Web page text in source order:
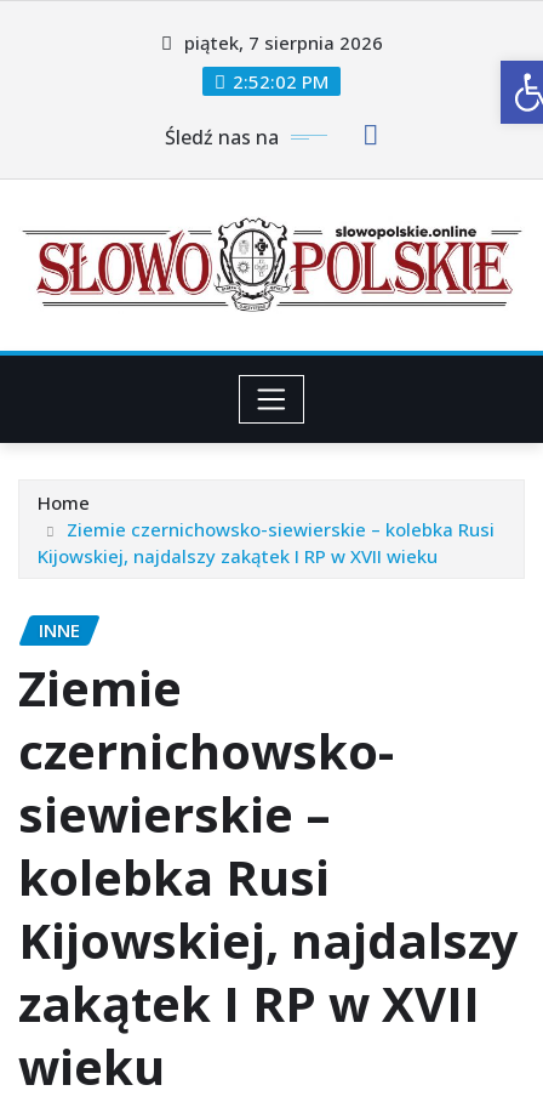
piątek, 7 sierpnia 2026
2:52:04 PM
Śledź nas na
Home
Ziemie czernichowsko-siewierskie – kolebka Rusi
Kijowskiej, najdalszy zakątek I RP w XVII wieku
INNE
Ziemie
czernichowsko-
siewierskie –
kolebka Rusi
Kijowskiej, najdalszy
zakątek I RP w XVII
wieku